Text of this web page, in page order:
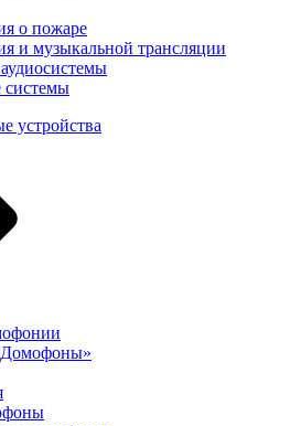
о пожаре
и музыкальной трансляции
устройства